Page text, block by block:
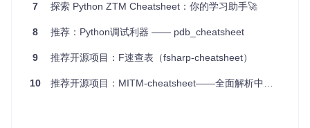
社区驱动 - 开源项目，依赖社区贡献，持续更新和改进。
TypeScript 支持
- 提供类型安全，减少运行时错误。
heatsheet都是一个值得加入到工具箱中的强大资源。立即尝
7 探索 Python ZTM Cheatsheet：你的学习助手🚀
8 推荐：Python调试利器 —— pdb_cheatsheet
9 推荐开源项目：F速查表（fsharp-cheatsheet）
10 推荐开源项目：MITM-cheatsheet——全面解析中间人攻击与防范策略